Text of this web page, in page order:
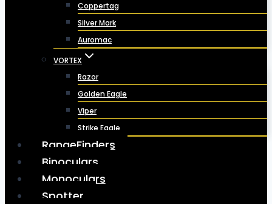
Coppertag
Silver Mark
Auromac
VORTEX
Razor
Golden Eagle
Viper
Strike Eagle
RangeFinders
Binoculars
Monoculars
Spotter